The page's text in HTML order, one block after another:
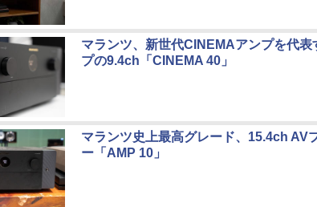
マランツ、新世代CINEMAアンプを代
プの9.4ch「CINEMA 40」
マランツ史上最高グレード、15.4ch AV
ー「AMP 10」